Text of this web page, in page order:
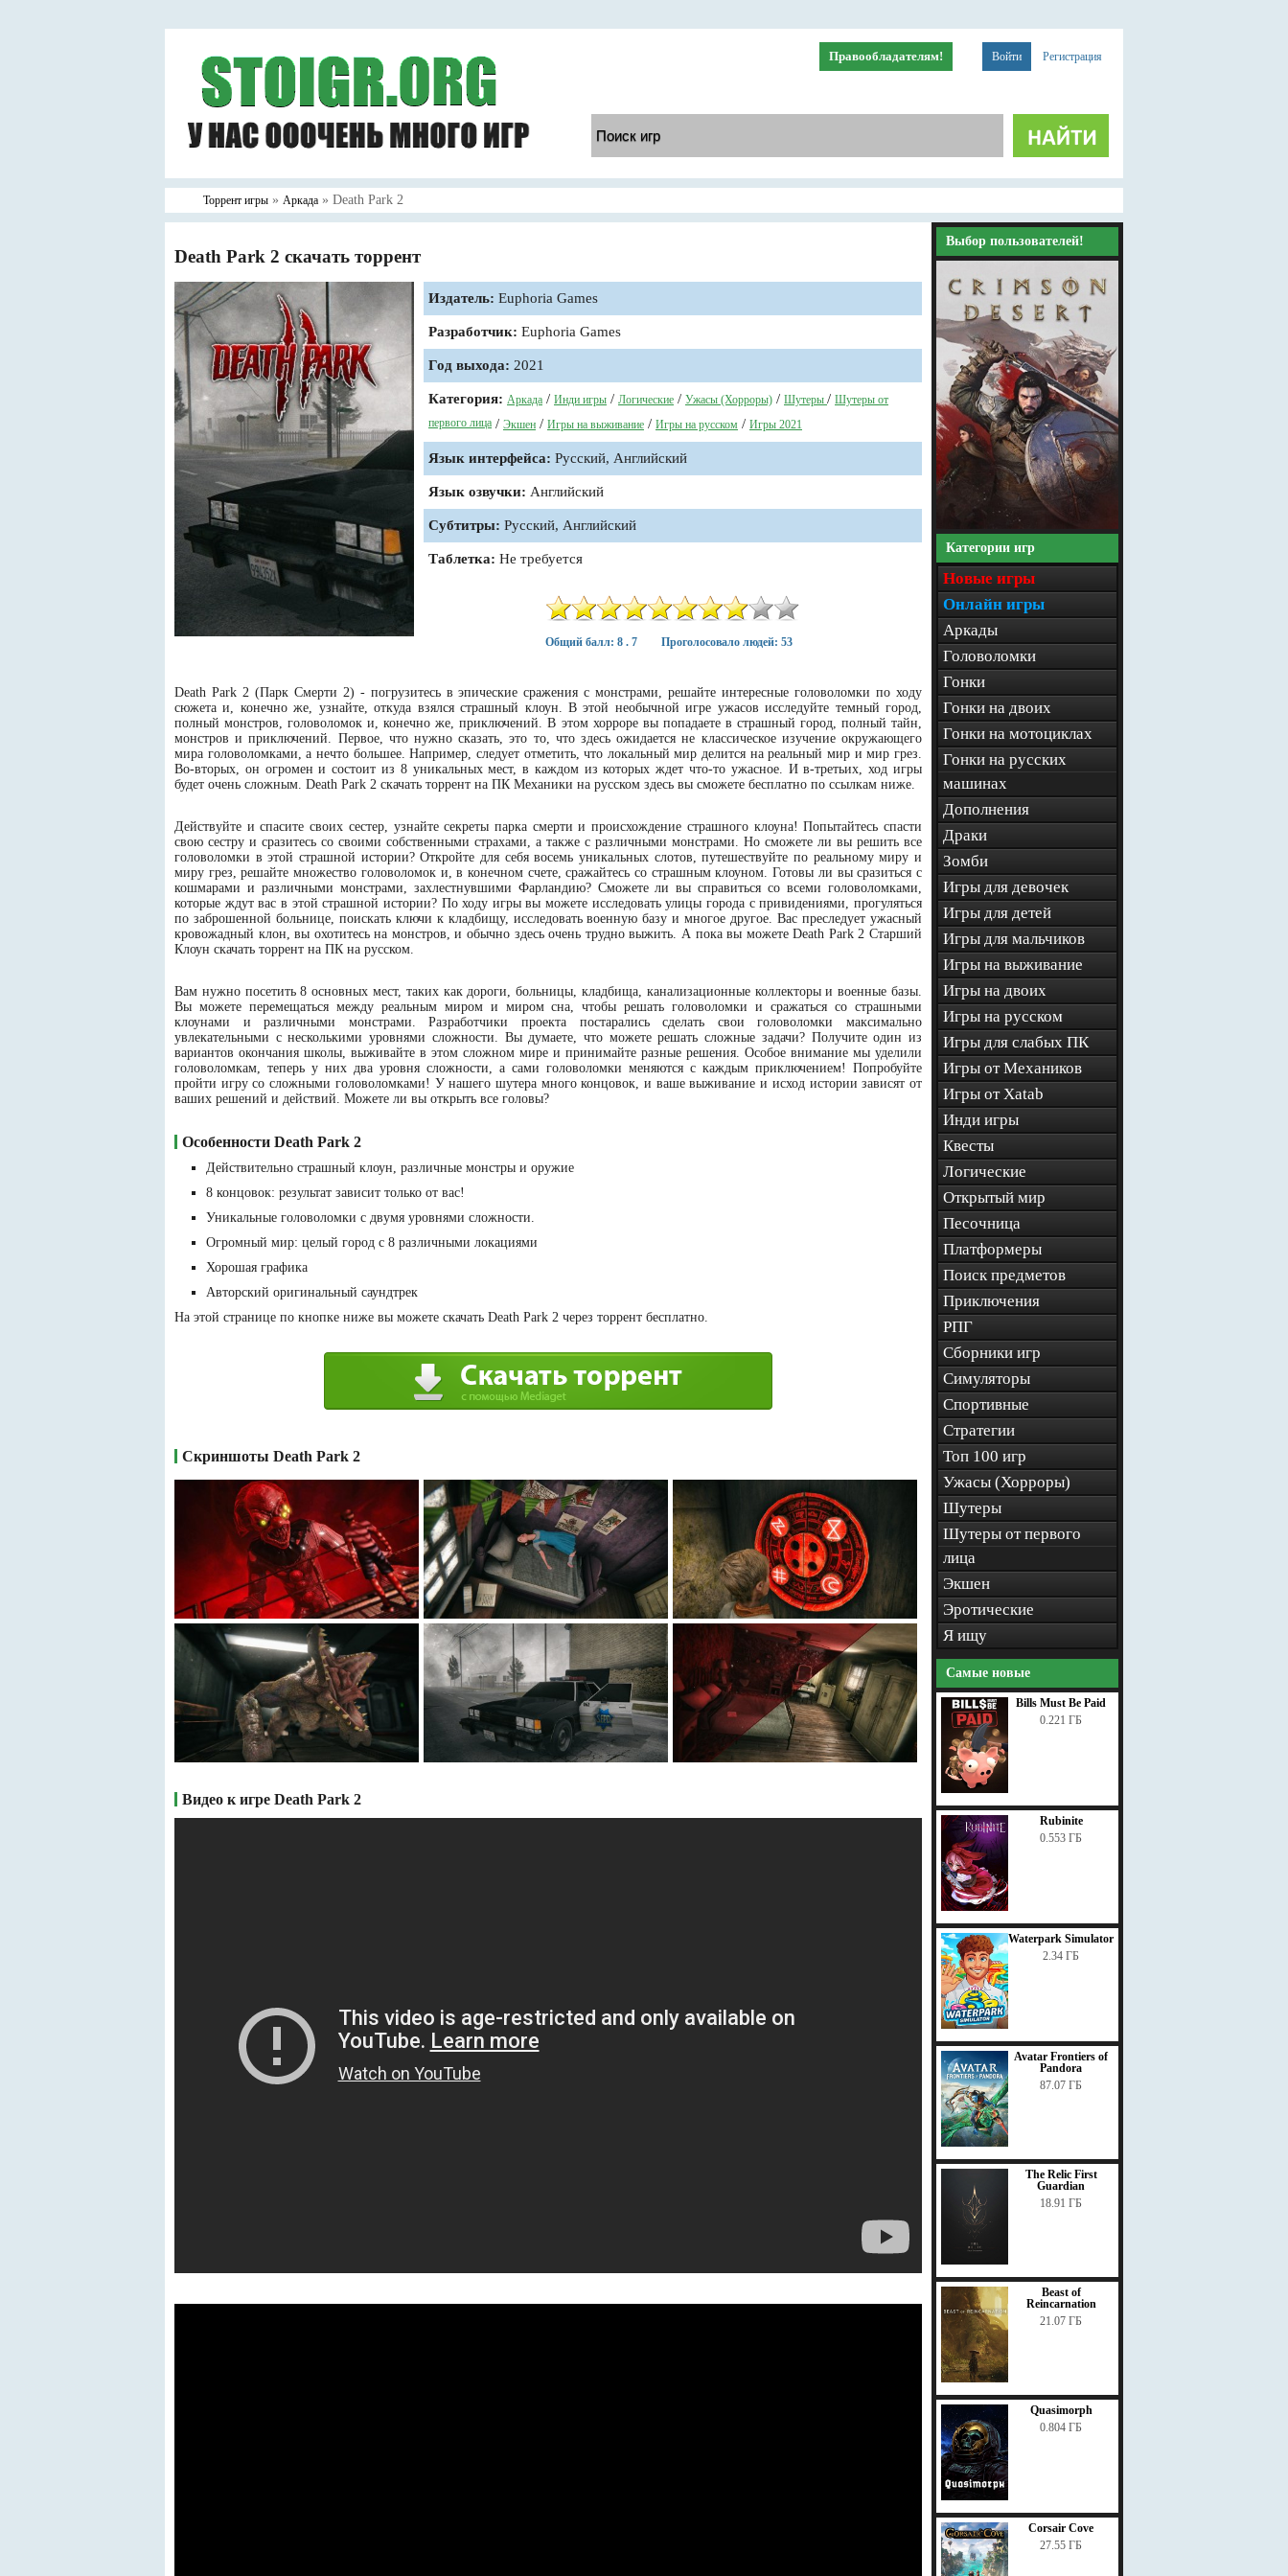
Войти Регистрация
Правообладателям!
Торрент игры » Аркада » Death Park 2
Death Park 2 скачать торрент
Издатель: Euphoria Games
Разработчик: Euphoria Games
Год выхода: 2021
Категория: Аркада / Инди игры / Логические / Ужасы (Хорроры) / Шутеры / Шутеры от
первого лица / Экшен / Игры на выживание / Игры на русском / Игры 2021
Язык интерфейса: Русский, Английский
Язык озвучки: Английский
Субтитры: Русский, Английский
Таблетка: Не требуется
Общий балл: 8 . 7 Проголосовало людей: 53
Death Park 2 (Парк Смерти 2) - погрузитесь в эпические сражения с монстрами, решайте интересные головоломки по ходу
сюжета и, конечно же, узнайте, откуда взялся страшный клоун. В этой необычной игре ужасов исследуйте темный город,
полный монстров, головоломок и, конечно же, приключений. В этом хорроре вы попадаете в страшный город, полный тайн,
монстров и приключений. Первое, что нужно сказать, это то, что здесь ожидается не классическое изучение окружающего
мира головоломками, а нечто большее. Например, следует отметить, что локальный мир делится на реальный мир и мир грез.
Во-вторых, он огромен и состоит из 8 уникальных мест, в каждом из которых ждет что-то ужасное. И в-третьих, ход игры
будет очень сложным. Death Park 2 скачать торрент на ПК Механики на русском здесь вы сможете бесплатно по ссылкам ниже.
Действуйте и спасите своих сестер, узнайте секреты парка смерти и происхождение страшного клоуна! Попытайтесь спасти
свою сестру и сразитесь со своими собственными страхами, а также с различными монстрами. Но сможете ли вы решить все
головоломки в этой страшной истории? Откройте для себя восемь уникальных слотов, путешествуйте по реальному миру и
миру грез, решайте множество головоломок и, в конечном счете, сражайтесь со страшным клоуном. Готовы ли вы сразиться с
кошмарами и различными монстрами, захлестнувшими Фарландию? Сможете ли вы справиться со всеми головоломками,
которые ждут вас в этой страшной истории? По ходу игры вы можете исследовать улицы города с привидениями, прогуляться
по заброшенной больнице, поискать ключи к кладбищу, исследовать военную базу и многое другое. Вас преследует ужасный
кровожадный клон, вы охотитесь на монстров, и обычно здесь очень трудно выжить. А пока вы можете Death Park 2 Старший
Клоун скачать торрент на ПК на русском.
Вам нужно посетить 8 основных мест, таких как дороги, больницы, кладбища, канализационные коллекторы и военные базы.
Вы можете перемещаться между реальным миром и миром сна, чтобы решать головоломки и сражаться со страшными
клоунами и различными монстрами. Разработчики проекта постарались сделать свои головоломки максимально
увлекательными с несколькими уровнями сложности. Вы думаете, что можете решать сложные задачи? Получите один из
вариантов окончания школы, выживайте в этом сложном мире и принимайте разные решения. Особое внимание мы уделили
головоломкам, теперь у них два уровня сложности, а сами головоломки меняются с каждым приключением! Попробуйте
пройти игру со сложными головоломками! У нашего шутера много концовок, и ваше выживание и исход истории зависят от
ваших решений и действий. Можете ли вы открыть все головы?
Особенности Death Park 2
Действительно страшный клоун, различные монстры и оружие
8 концовок: результат зависит только от вас!
Уникальные головоломки с двумя уровнями сложности.
Огромный мир: целый город с 8 различными локациями
Хорошая графика
Авторский оригинальный саундтрек
На этой странице по кнопке ниже вы можете скачать Death Park 2 через торрент бесплатно.
Скриншоты Death Park 2
Видео к игре Death Park 2
Выбор пользователей!
Категории игр
Новые игры
Онлайн игры
Аркады
Головоломки
Гонки
Гонки на двоих
Гонки на мотоциклах
Гонки на русских
машинах
Дополнения
Драки
Зомби
Игры для девочек
Игры для детей
Игры для мальчиков
Игры на выживание
Игры на двоих
Игры на русском
Игры для слабых ПК
Игры от Механиков
Игры от Xatab
Инди игры
Квесты
Логические
Открытый мир
Песочница
Платформеры
Поиск предметов
Приключения
РПГ
Сборники игр
Симуляторы
Спортивные
Стратегии
Топ 100 игр
Ужасы (Хорроры)
Шутеры
Шутеры от первого
лица
Экшен
Эротические
Я ищу
Самые новые
Bills Must Be Paid
0.221 ГБ
Rubinite
0.553 ГБ
Waterpark Simulator
2.34 ГБ
Avatar Frontiers of
Pandora
87.07 ГБ
The Relic First
Guardian
18.91 ГБ
Beast of
Reincarnation
21.07 ГБ
Quasimorph
0.804 ГБ
Corsair Cove
27.55 ГБ